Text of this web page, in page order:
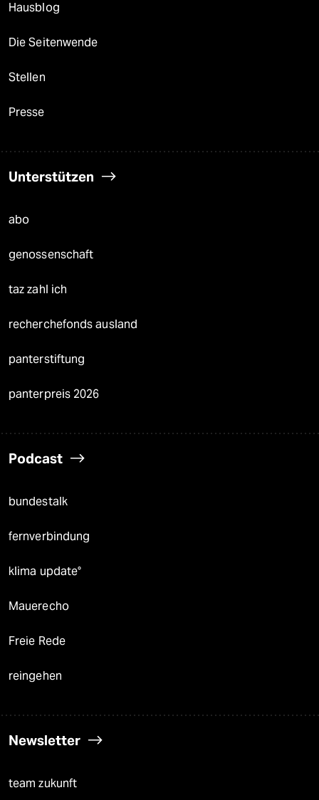
Hausblog
Die Seitenwende
Stellen
Presse
Unterstützen
abo
genossenschaft
taz zahl ich
recherchefonds ausland
panterstiftung
panterpreis 2026
Podcast
bundestalk
fernverbindung
klima update°
Mauerecho
Freie Rede
reingehen
Newsletter
team zukunft